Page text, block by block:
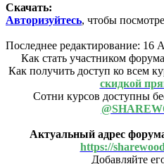
Скачать:
Авторизуйтесь, чтобы
Последнее редактирование: 16
Как стать участником
Как получить доступ ко всем
скидкой
Сотни курсов доступны
Актуальный адрес
https://
Добавляйте